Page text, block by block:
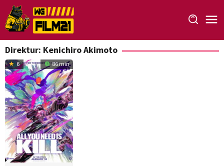
Loncat
ke
konten
Direktur: Kenichiro Akimoto
6 86 min